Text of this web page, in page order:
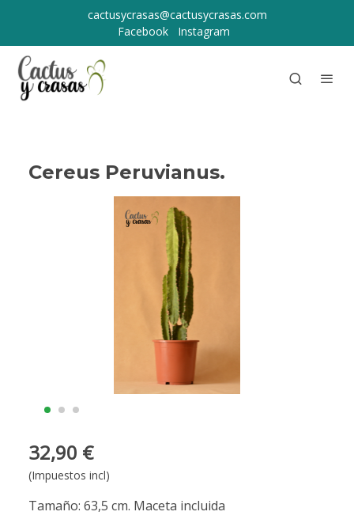
cactusycrasas@cactusycrasas.com
Facebook
Instagram
Cereus Peruvianus.
32,90 €
(Impuestos incl)
Tamaño: 63,5 cm. Maceta incluida